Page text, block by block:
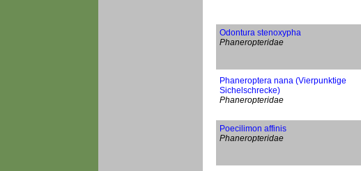
Odontura stenoxypha
Phaneropteridae
Phaneroptera nana (Vierpunktige
Sichelschrecke)
Phaneropteridae
Poecilimon affinis
Phaneropteridae